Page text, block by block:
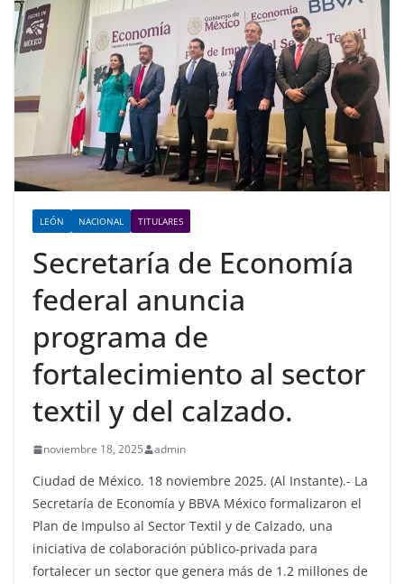
LEÓN NACIONAL TITULARES
Secretaría de Economía
federal anuncia
programa de
fortalecimiento al sector
textil y del calzado.
noviembre 18, 2025 admin
Ciudad de México. 18 noviembre 2025. (Al Instante).- La
Secretaría de Economía y BBVA México formalizaron el
Plan de Impulso al Sector Textil y de Calzado, una
iniciativa de colaboración público-privada para
fortalecer un sector que genera más de 1.2 millones de